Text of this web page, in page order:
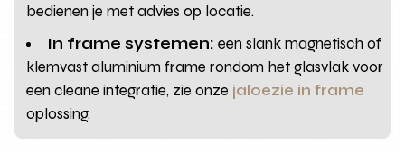
bedienen je met advies op locatie.
In frame systemen: een slank magnetisch of
klemvast aluminium frame rondom het glasvlak voor
een cleane integratie, zie onze jaloezie in frame
oplossing.